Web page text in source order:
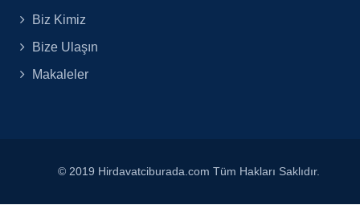
Biz Kimiz
Bize Ulaşın
Makaleler
© 2019 Hirdavatciburada.com Tüm Hakları Saklıdır.